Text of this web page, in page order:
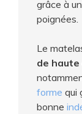
grâce à
poignées.
Le
de
forme qui
bonne